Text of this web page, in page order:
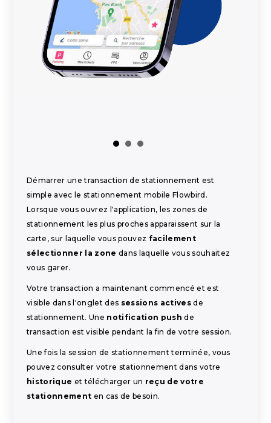
Démarrer une transaction de stationnement est
simple avec le stationnement mobile Flowbird.
Lorsque vous ouvrez l'application, les zones de
stationnement les plus proches apparaissent sur la
carte, sur laquelle vous pouvez facilement
sélectionner la zone dans laquelle vous souhaitez
vous garer.
Votre transaction a maintenant commencé et est
visible dans l'onglet des sessions activesde
stationnement. Une notification push de
transaction est visible pendant la fin de votre session.
Une fois la session de stationnement terminée, vous
pouvez consulter votre stationnement dans votre
historique et télécharger un reçu de votre
stationnement en cas de besoin.